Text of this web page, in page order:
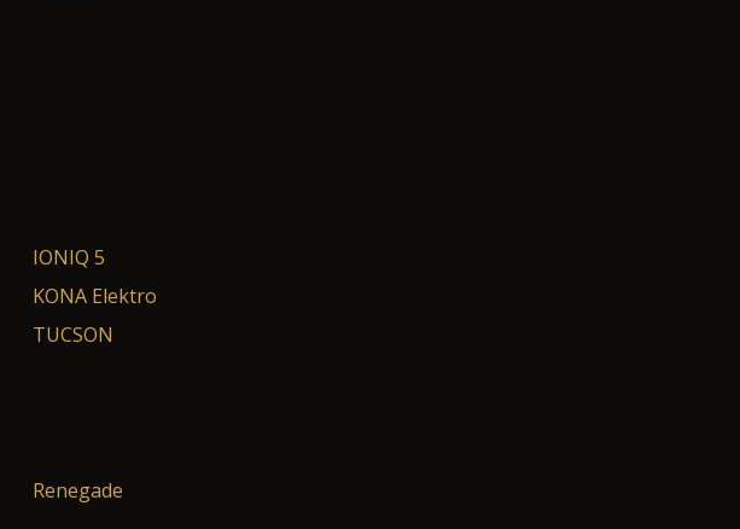
IONIQ 5
KONA Elektro
TUCSON
Renegade